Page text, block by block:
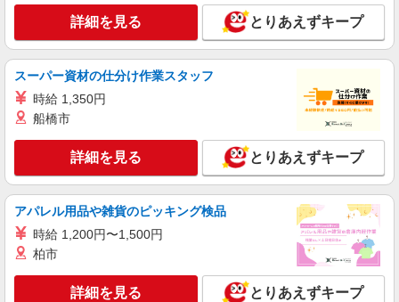
詳細を見る
アルバイト パート 派遣社員
日研トータルソーシング株式会社 メディカルケア事業部/広島オフィ
ス【看護助手】
時給1,300円 ★週払いOK（規定あり） ※給与
幅は経験・能力による
広島県広島市中区 【最寄駅】家庭裁判所前電
停
キープ 詳細を見る
アルバイト
日研トータルソーシング株式会社 メディカルケア事業部/広島オフィ
ス【看護助手】
詳細を見る とりあえずキープ
スーパー資材の仕分け作業スタッフ
時給 1,350円
船橋市
詳細を見る とりあえずキープ
アパレル用品や雑貨のピッキング検品
時給 1,200円〜1,500円
柏市
詳細を見る とりあえずキープ